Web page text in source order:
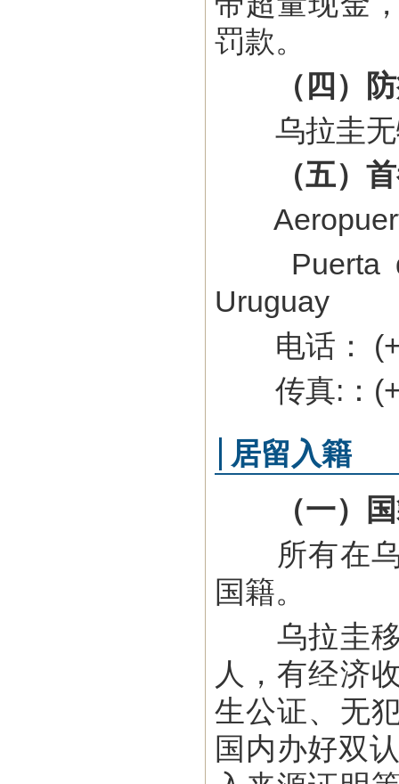
罚款。
（四）
乌拉圭无
（五）
Puerta
Uruguay
电话：
传真:：
居留入籍
（一）
所有在乌
国籍。
乌拉圭移
人，有经济
生公证、无
国内办好双